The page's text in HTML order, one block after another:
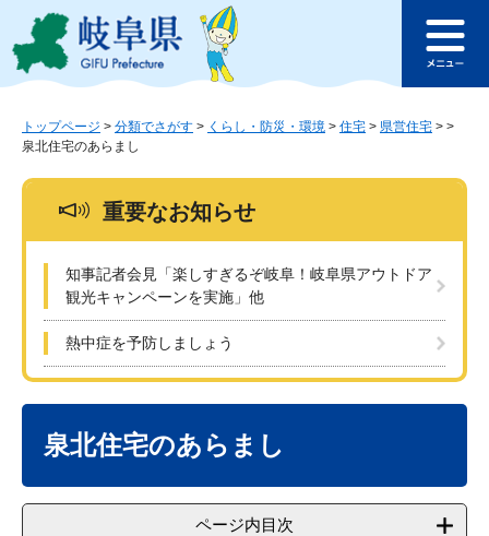
ジ
ュ
このページの本文へ
ュ
トップページ > 分類でさがす > くらし・防災・環境 > 住宅 > 県営住宅 > >
泉北住宅のあらまし
重要なお知らせ
知事記者会見「楽しすぎるぞ岐阜！岐阜県アウトドア
観光キャンペーンを実施」他
熱中症を予防しましょう
泉北住宅のあらまし
ページ内目次